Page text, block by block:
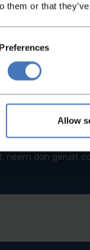
them or that
Preferences
Allow
neem dan gerust